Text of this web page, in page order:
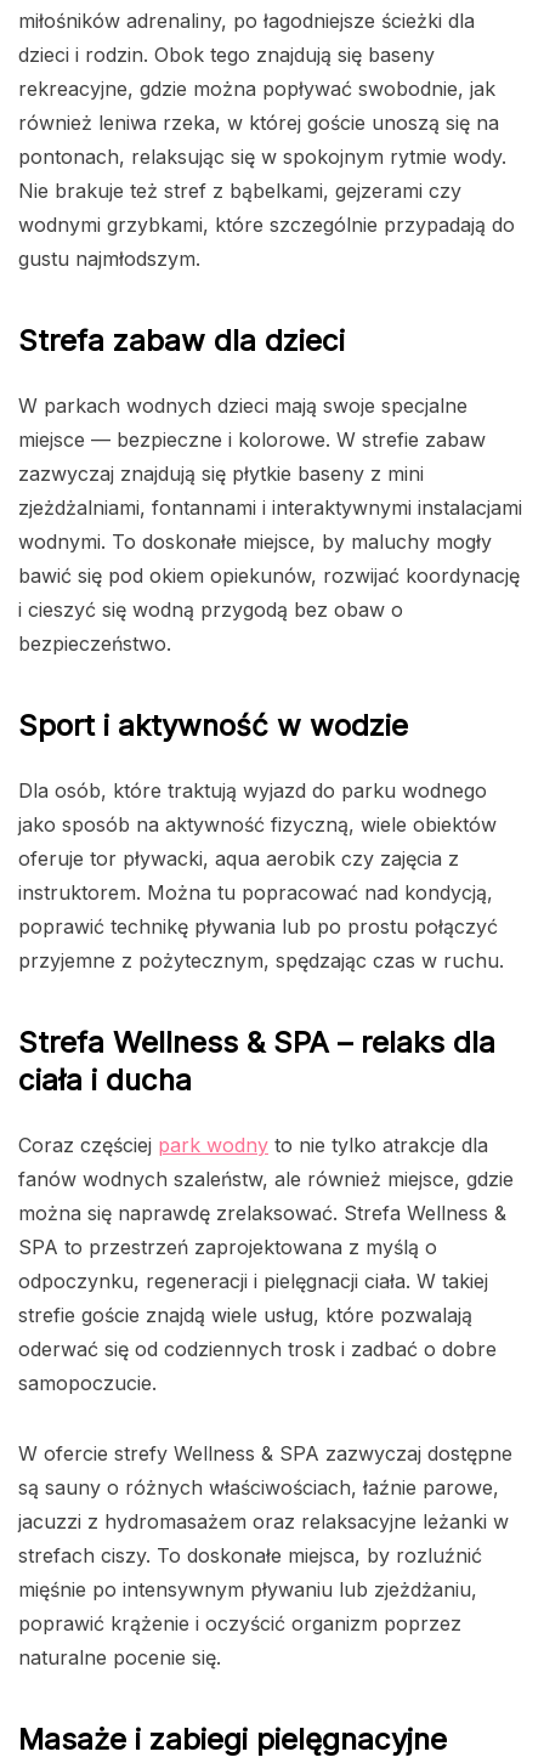
miłośników adrenaliny, po łagodniejsze ścieżki dla
dzieci i rodzin. Obok tego znajdują się baseny
rekreacyjne, gdzie można popływać swobodnie, jak
również leniwa rzeka, w której goście unoszą się na
pontonach, relaksując się w spokojnym rytmie wody.
Nie brakuje też stref z bąbelkami, gejzerami czy
wodnymi grzybkami, które szczególnie przypadają do
gustu najmłodszym.
Strefa zabaw dla dzieci
W parkach wodnych dzieci mają swoje specjalne
miejsce — bezpieczne i kolorowe. W strefie zabaw
zazwyczaj znajdują się płytkie baseny z mini
zjeżdżalniami, fontannami i interaktywnymi instalacjami
wodnymi. To doskonałe miejsce, by maluchy mogły
bawić się pod okiem opiekunów, rozwijać koordynację
i cieszyć się wodną przygodą bez obaw o
bezpieczeństwo.
Sport i aktywność w wodzie
Dla osób, które traktują wyjazd do parku wodnego
jako sposób na aktywność fizyczną, wiele obiektów
oferuje tor pływacki, aqua aerobik czy zajęcia z
instruktorem. Można tu popracować nad kondycją,
poprawić technikę pływania lub po prostu połączyć
przyjemne z pożytecznym, spędzając czas w ruchu.
Strefa Wellness & SPA – relaks dla
ciała i ducha
Coraz częściej park wodny to nie tylko atrakcje dla
fanów wodnych szaleństw, ale również miejsce, gdzie
można się naprawdę zrelaksować. Strefa Wellness &
SPA to przestrzeń zaprojektowana z myślą o
odpoczynku, regeneracji i pielęgnacji ciała. W takiej
strefie goście znajdą wiele usług, które pozwalają
oderwać się od codziennych trosk i zadbać o dobre
samopoczucie.
W ofercie strefy Wellness & SPA zazwyczaj dostępne
są sauny o różnych właściwościach, łaźnie parowe,
jacuzzi z hydromasażem oraz relaksacyjne leżanki w
strefach ciszy. To doskonałe miejsca, by rozluźnić
mięśnie po intensywnym pływaniu lub zjeżdżaniu,
poprawić krążenie i oczyścić organizm poprzez
naturalne pocenie się.
Masaże i zabiegi pielęgnacyjne